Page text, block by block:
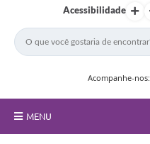
Acessibilidade
Acompanhe-nos:
MENU